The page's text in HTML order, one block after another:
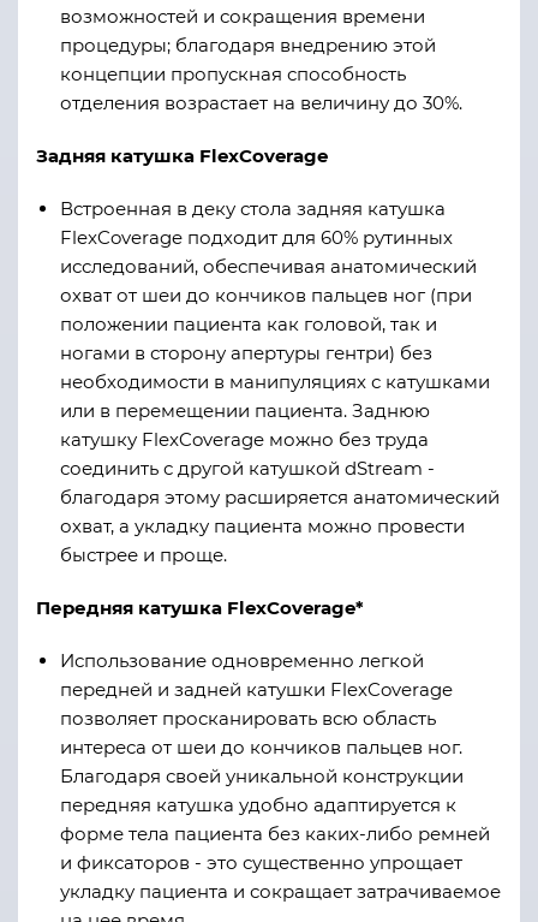
возможностей и сокращения времени
процедуры; благодаря внедрению этой
концепции пропускная способность
отделения возрастает на величину до 30%.
Задняя катушка FlexCoverage
Встроенная в деку стола задняя катушка
FlexCoverage подходит для 60% рутинных
исследований, обеспечивая анатомический
охват от шеи до кончиков пальцев ног (при
положении пациента как головой, так и
ногами в сторону апертуры гентри) без
необходимости в манипуляциях с катушками
или в перемещении пациента. Заднюю
катушку FlexCoverage можно без труда
соединить с другой катушкой dStream -
благодаря этому расширяется анатомический
охват, а укладку пациента можно провести
быстрее и проще.
Передняя катушка FlexCoverage*
Использование одновременно легкой
передней и задней катушки FlexCoverage
позволяет просканировать всю область
интереса от шеи до кончиков пальцев ног.
Благодаря своей уникальной конструкции
передняя катушка удобно адаптируется к
форме тела пациента без каких-либо ремней
и фиксаторов - это существенно упрощает
укладку пациента и сокращает затрачиваемое